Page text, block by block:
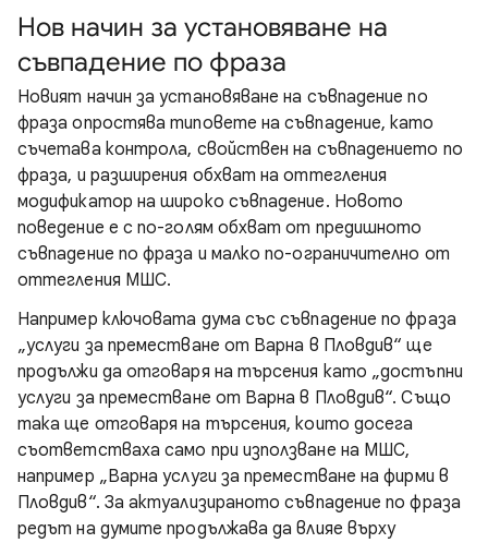
Нов начин за установяване на
съвпадение по фраза
Новият начин за установяване на съвпадение по
фраза опростява типовете на съвпадение, като
съчетава контрола, свойствен на съвпадението по
фраза, и разширения обхват на оттегления
модификатор на широко съвпадение. Новото
поведение е с по-голям обхват от предишното
съвпадение по фраза и малко по-ограничително от
оттегления МШС.
Например ключовата дума със съвпадение по фраза
„услуги за преместване от Варна в Пловдив“ ще
продължи да отговаря на търсения като „достъпни
услуги за преместване от Варна в Пловдив“. Също
така ще отговаря на търсения, които досега
съответстваха само при използване на МШС,
например „Варна услуги за преместване на фирми в
Пловдив“. За актуализираното съвпадение по фраза
редът на думите продължава да влияе върху